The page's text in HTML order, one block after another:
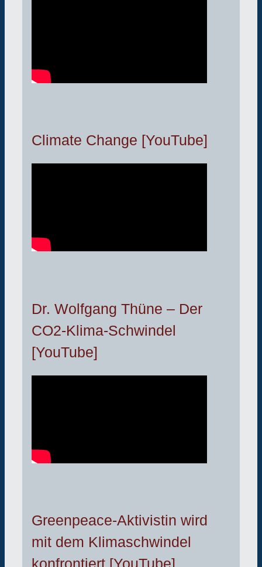
Climate Change [YouTube]
Dr. Wolfgang Thüne – Der
CO2-Klima-Schwindel
[YouTube]
Greenpeace-Aktivistin wird
mit dem Klimaschwindel
konfrontiert [YouTube]